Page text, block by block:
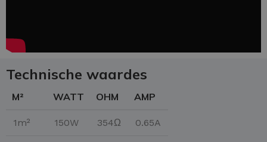
Technische waardes
M² WATT OHM AMP
1m² 150W 354Ω 0.65A